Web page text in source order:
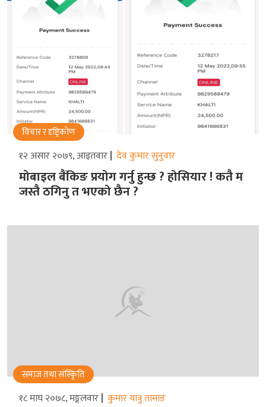
विचार र दृष्ट्रिकोण
१२ असार २०७९, आइतवार देव कुमार सुनुवार
मोबाइल बैंकिङ प्रयोग गर्नु हुन्छ ? होसियार ! कतै म
जस्तै ठगिनु त भएको छैन ?
समाज तथा संस्किृति
१८ माघ २०७८, मङ्गलवार कुमार यात्रु तामाङ